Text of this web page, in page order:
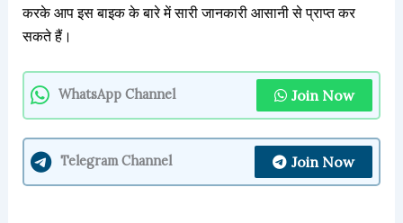
करके आप इस बाइक के बारे में सारी जानकारी आसानी से प्राप्त कर
सकते हैं।
WhatsApp Channel Join Now
Telegram Channel Join Now